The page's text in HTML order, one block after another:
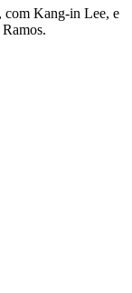
com Kang-in Lee, e